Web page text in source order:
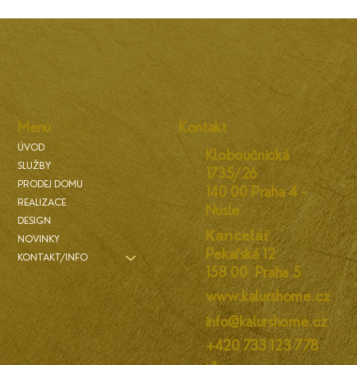
Menu
ÚVOD
SLUŽBY
PRODEJ DOMU
REALIZACE
DESIGN
NOVINKY
KONTAKT/INFO
Kontakt
Kancelář
Pekařská 12
158 00 Praha 5
Kloboučnická
1735/26
140 00 Praha 4 -
Nusle
www.kalurshome.cz
info@kalurshome.cz
+420 733 123 778